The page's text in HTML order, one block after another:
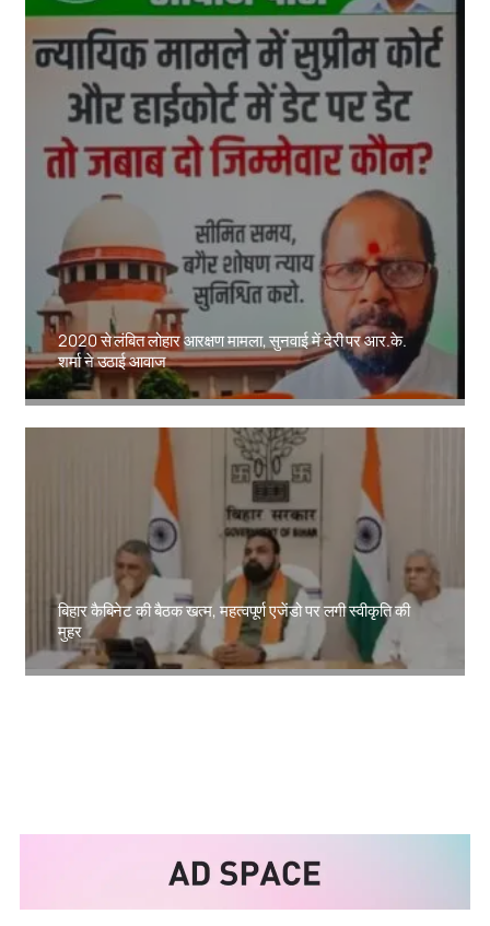
2020 से लंबित लोहार आरक्षण मामला, सुनवाई में देरी पर आर.के.
शर्मा ने उठाई आवाज
Amit Lekh
बिहार कैबिनेट की बैठक खत्म, महत्वपूर्ण एजेंडो पर लगी स्वीकृति की
मुहर
Amit Lekh